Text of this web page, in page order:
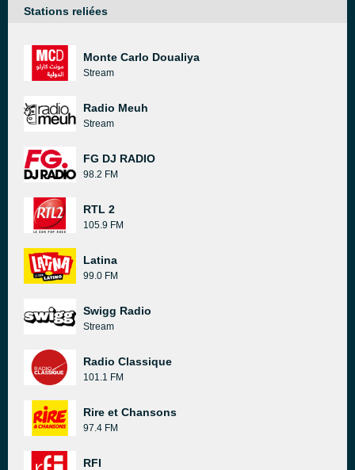
Stations reliées
Monte Carlo Doualiya
Stream
Radio Meuh
Stream
FG DJ RADIO
98.2 FM
RTL 2
105.9 FM
Latina
99.0 FM
Swigg Radio
Stream
Radio Classique
101.1 FM
Rire et Chansons
97.4 FM
RFI